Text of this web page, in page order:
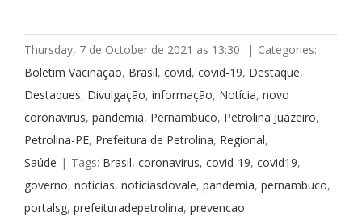
Thursday, 7 de October de 2021 as 13:30 | Categories:
Boletim Vacinação, Brasil, covid, covid-19, Destaque,
Destaques, Divulgação, informação, Notícia, novo
coronavirus, pandemia, Pernambuco, Petrolina Juazeiro,
Petrolina-PE, Prefeitura de Petrolina, Regional,
Saúde | Tags: Brasil, coronavirus, covid-19, covid19,
governo, noticias, noticiasdovale, pandemia, pernambuco,
portalsg, prefeituradepetrolina, prevencao